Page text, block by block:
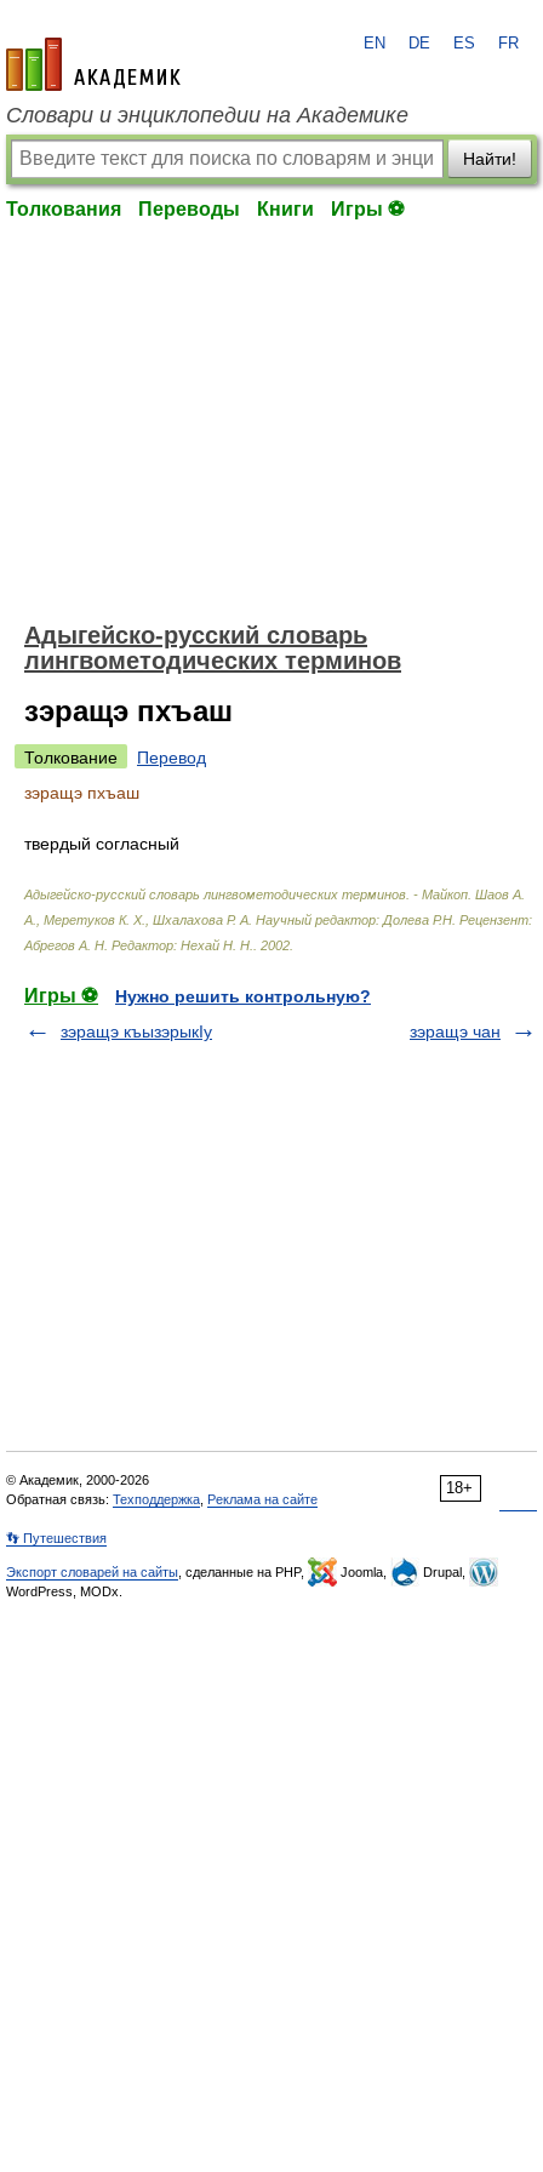
academic.ru
EN DE ES FR
Словари и энциклопедии на Академике
Найти!
Толкования Переводы Книги Игры ⚽
Адыгейско-русский словарь
лингвометодических терминов
зэращэ пхъаш
Толкование
Перевод
зэращэ пхъаш
твердый согласный
Адыгейско-русский словарь лингвометодических терминов. - Майкоп Шаов А.
А., Меретуков К. Х., Шхалахова Р. А. Научный редактор: Долева Р.Н. Рецензент:
Абрегов А. Н. Редактор: Нехай Н. Н.
2002
Игры ⚽
Нужно решить контрольную?
зэращэ къызэрыкIу
зэращэ чан
18+
© Академик, 2000-2026
Обратная связь: Техподдержка Реклама на сайте
👣 Путешествия
Экспорт словарей на сайты , сделанные на PHP, Joomla,
Drupal,
WordPress, MODx.